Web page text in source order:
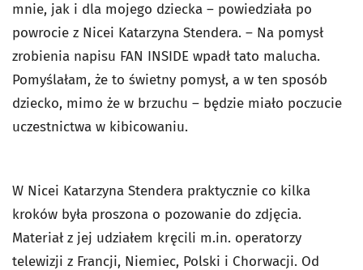
mnie, jak i dla mojego dziecka – powiedziała po
powrocie z Nicei Katarzyna Stendera. – Na pomysł
zrobienia napisu FAN INSIDE wpadł tato malucha.
Pomyślałam, że to świetny pomysł, a w ten sposób
dziecko, mimo że w brzuchu – będzie miało poczucie
uczestnictwa w kibicowaniu.
W Nicei Katarzyna Stendera praktycznie co kilka
kroków była proszona o pozowanie do zdjęcia.
Materiał z jej udziałem kręcili m.in. operatorzy
telewizji z Francji, Niemiec, Polski i Chorwacji. Od